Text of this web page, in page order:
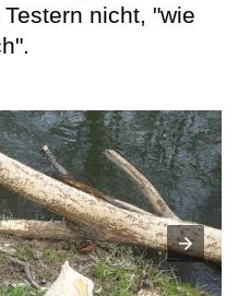
nicht, "wie